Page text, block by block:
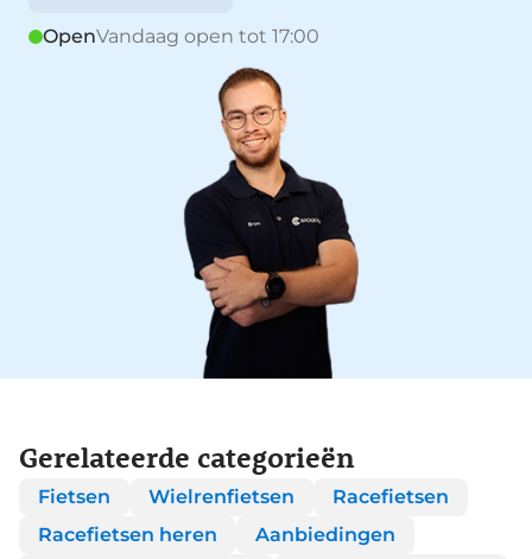
OpenVandaag open tot 17:00
Gerelateerde categorieën
Fietsen Wielrenfietsen
Racefietsen
Racefietsen heren
Aanbiedingen